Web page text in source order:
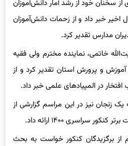
خود از رشد آمار دانش‌آموزان
اخیر خبر داد و از زحمات دانش‌آموزان
مدارس تقدیر کرد.
خاتمی، نماینده مخترم ولی فقیه
آموزش و پرورش استان تقدیر کرد و از
در المپیادهای علمی خبر داد.
زنجان نیز در این مراسم گزارشی از
سراسری ۱۴۰۰ ارائه داد.
از برگزیدگان کنکور خواست به بحث